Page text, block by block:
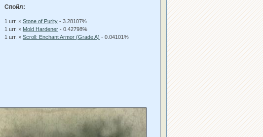
Спойл:
1 шт. × Stone of Purity - 3.28107%
1 шт. × Mold Hardener - 0.42798%
1 шт. × Scroll: Enchant Armor (Grade A) - 0.04101%